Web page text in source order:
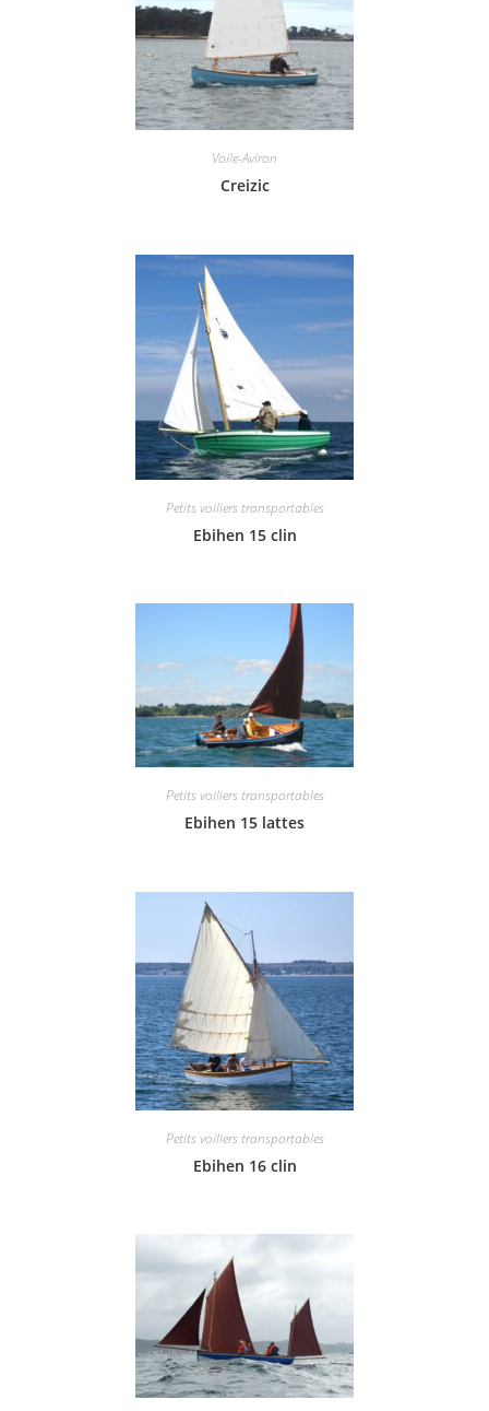
Voile-Aviron
Creizic
Petits voiliers transportables
Ebihen 15 clin
Petits voiliers transportables
Ebihen 15 lattes
Petits voiliers transportables
Ebihen 16 clin